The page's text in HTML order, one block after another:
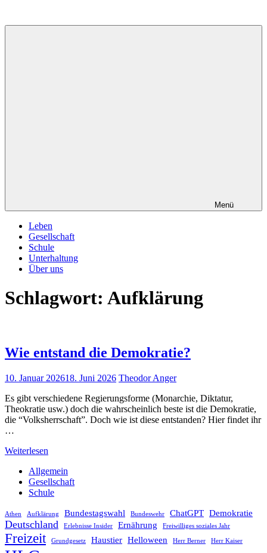
Menü
Leben
Gesellschaft
Schule
Unterhaltung
Über uns
Schlagwort: Aufklärung
Wie entstand die Demokratie?
10. Januar 202618. Juni 2026 Theodor Anger
Es gibt verschiedene Regierungsforme (Monarchie, Diktatur,
Theokratie usw.) doch die wahrscheinlich beste ist die Demokratie,
die “Volksherrschaft”. Doch wie ist diese entstanden? Hier findet ihr
…
Weiterlesen
Allgemein
Gesellschaft
Schule
Athen Aufklärung Bundestagswahl Bundeswehr ChatGPT Demokratie
Deutschland Erlebnisse Insider Ernährung Freiwilliges soziales Jahr
Freizeit Grundgesetz Haustier Helloween Herr Berner Herr Kaiser